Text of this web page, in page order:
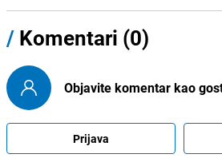
/ Komentari (0)
Objavite komentar kao
Prijava